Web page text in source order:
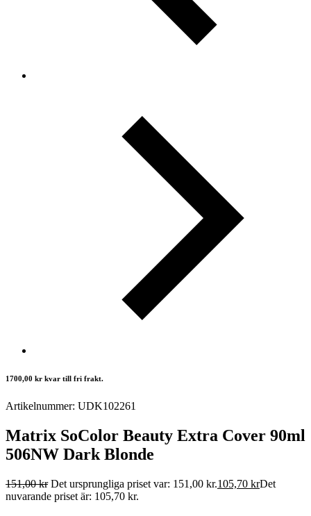
1700,00 kr kvar till fri frakt.
Artikelnummer: UDK102261
Matrix SoColor Beauty Extra Cover 90ml
506NW Dark Blonde
151,00kr Det ursprungliga priset var: 151,00 kr.105,70 krDet
nuvarande priset är: 105,70 kr.